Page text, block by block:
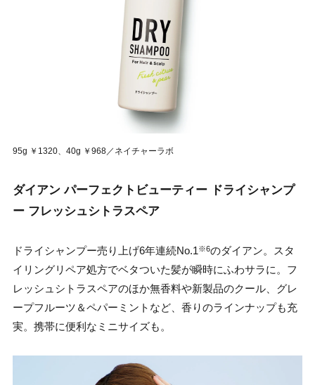
95g ￥1320、40g ￥968／ネイチャーラボ
ダイアン パーフェクトビューティー ドライシャンプ
ー フレッシュシトラスペア
ドライシャンプー売り上げ6年連続No.1※6のダイアン。スタ
イリングリペア処方でベタついた髪が瞬時にふわサラに。フ
レッシュシトラスペアのほか無香料や新製品のクール、グレ
ープフルーツ＆ペパーミントなど、香りのラインナップも充
実。携帯に便利なミニサイズも。